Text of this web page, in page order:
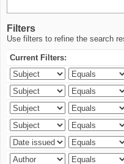
Filters
Use filters to refine the search
Current Filters: